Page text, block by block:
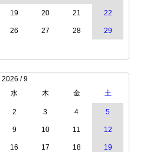
19 20 21 22
26 27 28 29
2026 / 9
水 木 金 土
2 3 4 5
9 10 11 12
16 17 18 19